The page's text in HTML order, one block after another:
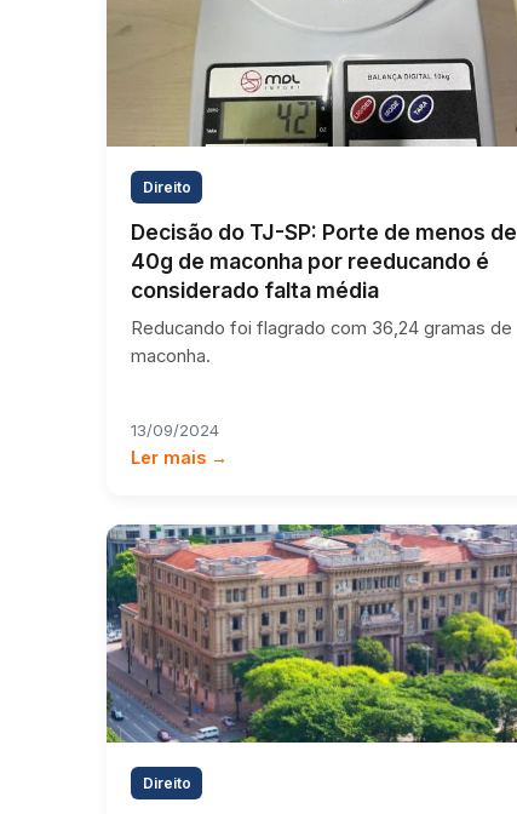
Direito
Decisão do TJ-SP: Porte de menos de
40g de maconha por reeducando é
considerado falta média
Reducando foi flagrado com 36,24 gramas de
maconha.
13/09/2024
Ler mais →
Direito